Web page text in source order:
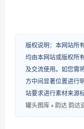
版权说明：本网站所
均由本网站或版权所
及交流使用。如您需
方中间显著位置进行
站要求进行素材来源
罐头图库 » 韵达 韵达